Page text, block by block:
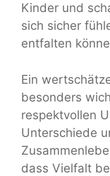
Kinder und
sich sicher
entfalten
Ein
besonders
respektvollen
Unterschiede
dass Vielfalt